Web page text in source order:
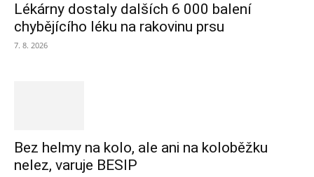
Lékárny dostaly dalších 6 000 balení
chybějícího léku na rakovinu prsu
7. 8. 2026
Bez helmy na kolo, ale ani na koloběžku
nelez, varuje BESIP